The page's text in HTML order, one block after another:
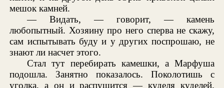
мешок камней.
— Видать, — говорит, — камень
любопытный. Хозяину про него сперва не скажу,
сам испытывать буду и у других поспрошаю, не
знают ли насчет этого.
Стал тут перебирать камешки, а Марфуша
подошла. Занятно показалось. Поколотишь с
уголка, а он и распушится — куделя куделей.